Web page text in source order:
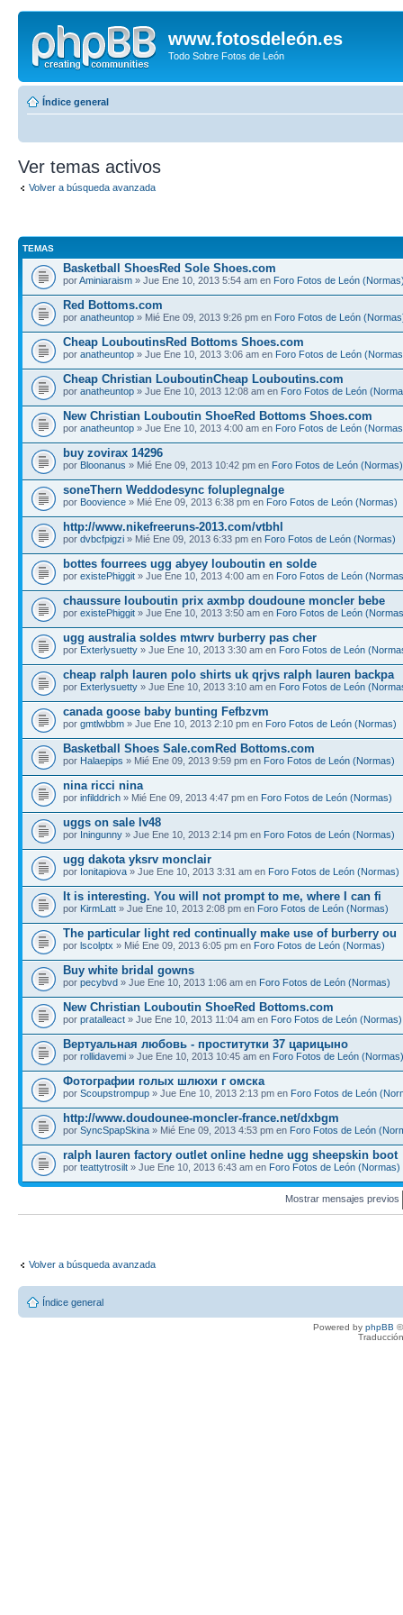
www.fotosdeleón.es
Todo Sobre Fotos de León
Índice general
Ver temas activos
Volver a búsqueda avanzada
TEMAS
Basketball ShoesRed Sole Shoes.com
porAminiaraism » Jue Ene 10, 2013 5:54 am en Foro Fotos de León
Red Bottoms.com
por anatheuntop » Mié Ene 09, 2013 9:26 pm en Foro Fotos de León
Cheap LouboutinsRed Bottoms Shoes.com
por anatheuntop » Jue Ene 10, 2013 3:06 am en Foro Fotos de León
Cheap Christian LouboutinCheap Louboutins.com
por anatheuntop » Jue Ene 10, 2013 12:08 am en Foro Fotos de León
New Christian Louboutin ShoeRed Bottoms Shoes.com
por anatheuntop » Jue Ene 10, 2013 4:00 am en Foro Fotos de León
buy zovirax 14296
por Bloonanus » Mié Ene 09, 2013 10:42 pm en Foro Fotos de León (Normas)
soneThern Weddodesync foluplegnalge
por Boovience » Mié Ene 09, 2013 6:38 pm en Foro Fotos de León (Normas)
http://www.nikefreeruns-2013.com/vtbhl
por dvbcfpigzi » Mié Ene 09, 2013 6:33 pm en Foro Fotos de León (Normas)
bottes fourrees ugg abyey louboutin en solde
por existePhiggit » Jue Ene 10, 2013 4:00 am en Foro Fotos de León
chaussure louboutin prix axmbp doudoune moncler bebe
por existePhiggit » Jue Ene 10, 2013 3:50 am en Foro Fotos de León
ugg australia soldes mtwrv burberry pas cher
por Exterlysuetty » Jue Ene 10, 2013 3:30 am en Foro Fotos de León
cheap ralph lauren polo shirts uk qrjvs ralph lauren backpa
por Exterlysuetty » Jue Ene 10, 2013 3:10 am en Foro Fotos de León
canada goose baby bunting Fefbzvm
por gmtlwbbm » Jue Ene 10, 2013 2:10 pm en Foro Fotos de León (Normas)
Basketball Shoes Sale.comRed Bottoms.com
por Halaepips » Mié Ene 09, 2013 9:59 pm en Foro Fotos de León (Normas)
nina ricci nina
por infilddrich » Mié Ene 09, 2013 4:47 pm en Foro Fotos de León (Normas)
uggs on sale lv48
por Iningunny » Jue Ene 10, 2013 2:14 pm en Foro Fotos de León (Normas)
ugg dakota yksrv monclair
por Ionitapiova » Jue Ene 10, 2013 3:31 am en Foro Fotos de León (Normas)
It is interesting. You will not prompt to me, where I can fi
por KirmLatt » Jue Ene 10, 2013 2:08 pm en Foro Fotos de León (Normas)
The particular light red continually make use of burberry ou
por lscolptx » Mié Ene 09, 2013 6:05 pm en Foro Fotos de León (Normas)
Buy white bridal gowns
por pecybvd » Jue Ene 10, 2013 1:06 am en Foro Fotos de León (Normas)
New Christian Louboutin ShoeRed Bottoms.com
por pratalleact » Jue Ene 10, 2013 11:04 am en Foro Fotos de León (Normas)
Вертуальная любовь - проститутки 37 царицыно
por rollidavemi » Jue Ene 10, 2013 10:45 am en Foro Fotos de León (Normas)
Фотографии голых шлюхи г омска
por Scoupstrompup » Jue Ene 10, 2013 2:13 pm en Foro Fotos de León
http://www.doudounee-moncler-france.net/dxbgm
por SyncSpapSkina » Mié Ene 09, 2013 4:53 pm en Foro Fotos de León
ralph lauren factory outlet online hedne ugg sheepskin boot
por teattytrosilt » Jue Ene 10, 2013 6:43 am en Foro Fotos de León (Normas)
Mostrar mensajes previos
Volver a búsqueda avanzada
Índice general
Powered by phpBB